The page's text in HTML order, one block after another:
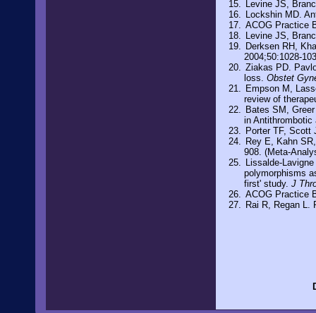
Levine JS,
Lockshin MD.
ACOG Practice
Levine JS,
Derksen RH,
2004;50:1028-
Ziakas PD.
loss. Obstet
Empson M,
review of
Bates SM,
in
Porter TF, Scott
Rey E, Kahn
908. (Meta-
Lissalde-
polymorphisms
first' study. J
ACOG Practice
Rai R, Regan L.